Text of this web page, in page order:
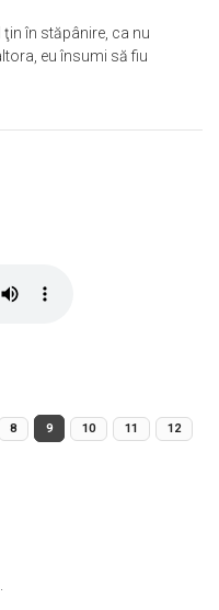
în stăpânire, ca nu
eu însumi să fiu
8 9 10 11 12